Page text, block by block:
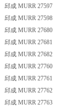
邱成 MURR 27597
邱成 MURR 27598
邱成 MURR 27680
邱成 MURR 27681
邱成 MURR 27682
邱成 MURR 27760
邱成 MURR 27761
邱成 MURR 27762
邱成 MURR 27763